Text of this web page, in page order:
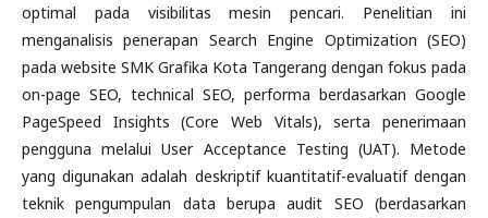
optimal pada visibilitas mesin pencari. Penelitian ini
menganalisis penerapan Search Engine Optimization (SEO)
pada website SMK Grafika Kota Tangerang dengan fokus pada
on-page SEO, technical SEO, performa berdasarkan Google
PageSpeed Insights (Core Web Vitals), serta penerimaan
pengguna melalui User Acceptance Testing (UAT). Metode
yang digunakan adalah deskriptif kuantitatif-evaluatif dengan
teknik pengumpulan data berupa audit SEO (berdasarkan